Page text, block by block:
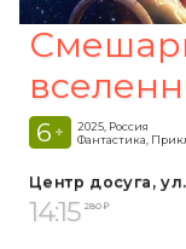
6 +
2025, Россия
Фантастика,
Центр досуга,
14:15 280 ₽